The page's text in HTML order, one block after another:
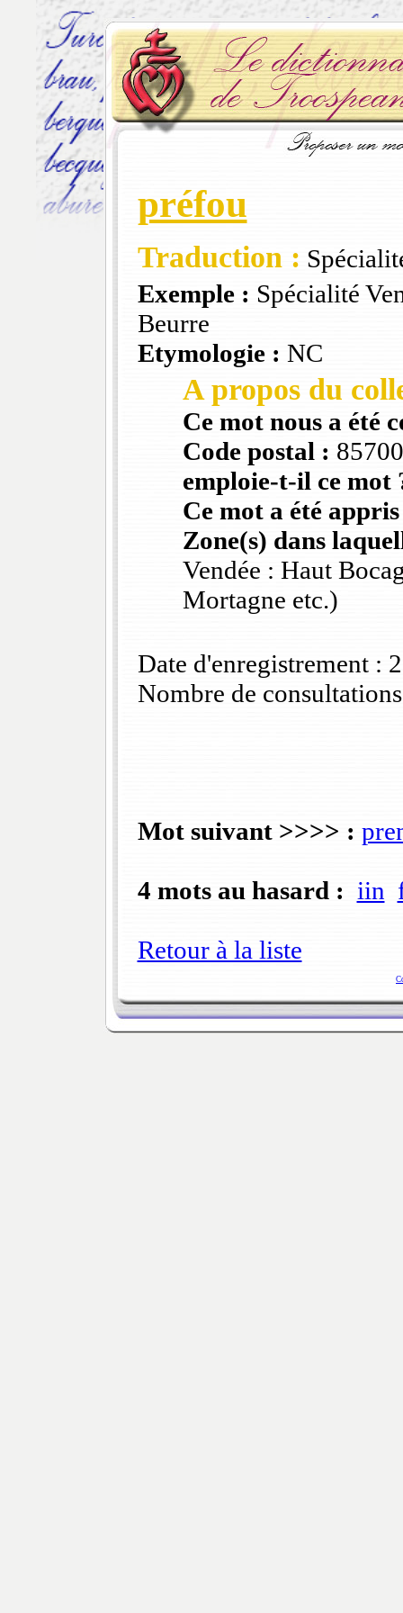
préfou
Traduction :
Exemple : Spécialité
Beurre
Etymologie : NC
A propos du
Ce mot nous a été
Code postal :
emploie-t-il ce mot
Ce mot a été
Zone(s) dans
Vendée : Haut
Mortagne etc.)
Date d'enregistrement :
Nombre de
Mot suivant >>>> :
4 mots au hasard : iin
Retour à la liste